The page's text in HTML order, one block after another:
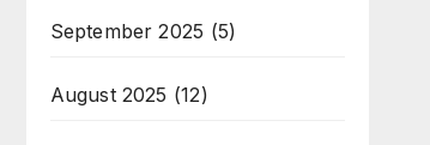
September 2025 (5)
August 2025 (12)